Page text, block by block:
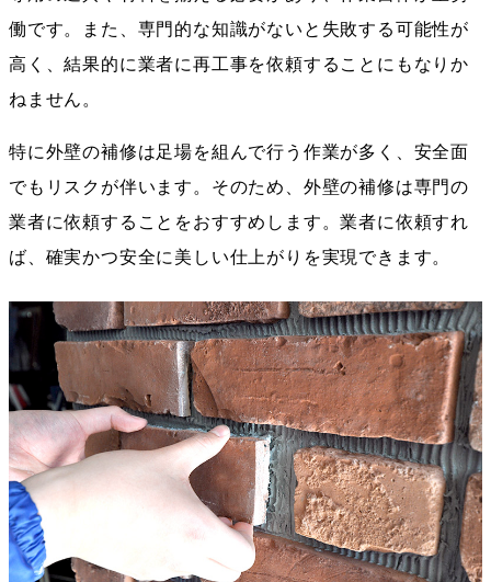
働です。また、専門的な知識がないと失敗する可能性が
高く、結果的に業者に再工事を依頼することにもなりか
ねません。
特に外壁の補修は足場を組んで行う作業が多く、安全面
でもリスクが伴います。そのため、外壁の補修は専門の
業者に依頼することをおすすめします。業者に依頼すれ
ば、確実かつ安全に美しい仕上がりを実現できます。